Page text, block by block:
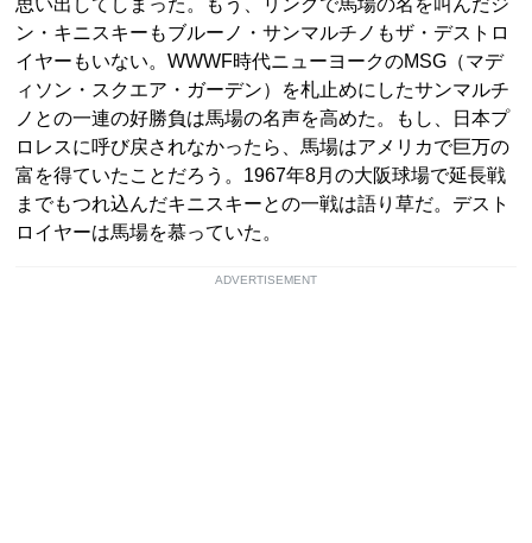
ン・キニスキーもブルーノ・サンマルチノもザ・デストロ
イヤーもいない。WWWF時代ニューヨークのMSG（マデ
ィソン・スクエア・ガーデン）を札止めにしたサンマルチ
ノとの一連の好勝負は馬場の名声を高めた。もし、日本プ
ロレスに呼び戻されなかったら、馬場はアメリカで巨万の
富を得ていたことだろう。1967年8月の大阪球場で延長戦
までもつれ込んだキニスキーとの一戦は語り草だ。デスト
ロイヤーは馬場を慕っていた。
ADVERTISEMENT